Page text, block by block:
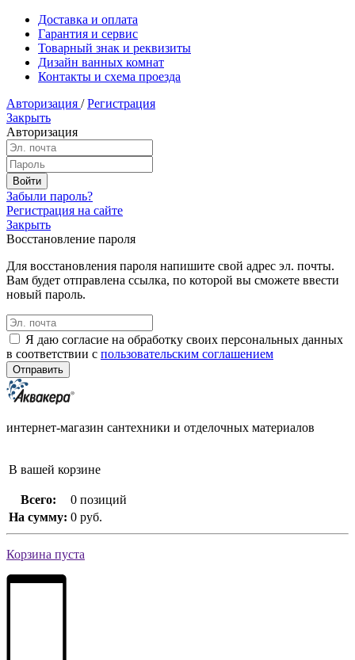
Доставка и оплата
Гарантия и сервис
Товарный знак и реквизиты
Дизайн ванных комнат
Контакты и схема проезда
Авторизация / Регистрация
Закрыть
Авторизация
Забыли пароль?
Регистрация на сайте
Закрыть
Восстановление пароля
Для восстановления пароля напишите свой адрес эл. почты.
Вам будет отправлена ссылка, по которой вы сможете ввести
новый пароль.
Я даю согласие на обработку своих персональных данных
в соответствии с пользовательским соглашением
интернет-магазин сантехники и отделочных материалов
В вашей корзине
Всего:
0 позиций
На сумму: 0 руб.
Корзина пуста